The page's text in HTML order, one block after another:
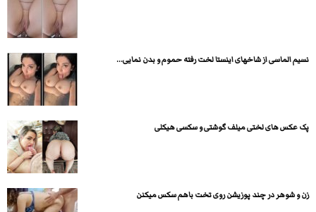
نسیم الماسی از شاخهای اینستا لخت رفته حموم و بدن نمایی...
پک عکس های لختی میلف گوشتی و سکسی هیکلی
زن و شوهر در چند پوزیشن روی تخت باهم سکس میکنن